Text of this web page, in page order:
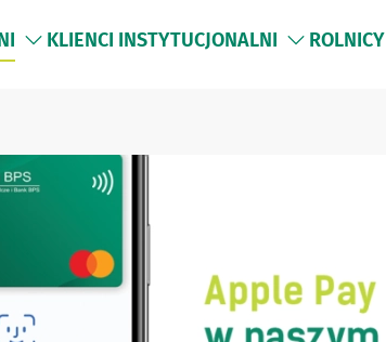
KLIENCI INSTYTUCJONALNI ROLNICY